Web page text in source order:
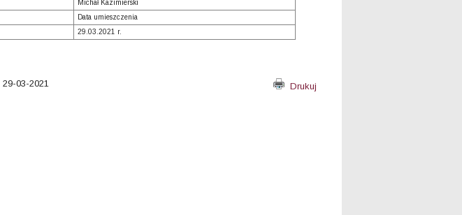
Michał Kazimierski
Data umieszczenia
29.03.2021 r.
29-03-2021 Drukuj